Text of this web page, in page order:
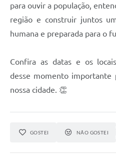
para ouvir a população,
região e construir juntos
humana e preparada para o
Confira as datas e os
desse momento importante
nossa cidade. 👏
GOSTEI NÃO GOSTEI